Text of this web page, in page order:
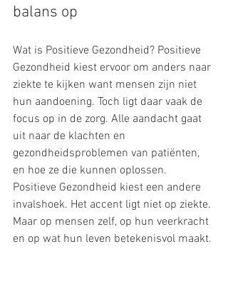
balans op
Wat is Positieve Gezondheid? Positieve
Gezondheid kiest ervoor om anders naar
ziekte te kijken want mensen zijn niet
hun aandoening. Toch ligt daar vaak de
focus op in de zorg. Alle aandacht gaat
uit naar de klachten en
gezondheidsproblemen van patiënten,
en hoe ze die kunnen oplossen.
Positieve Gezondheid kiest een andere
invalshoek. Het accent ligt niet op ziekte.
Maar op mensen zelf, op hun veerkracht
en op wat hun leven betekenisvol maakt.